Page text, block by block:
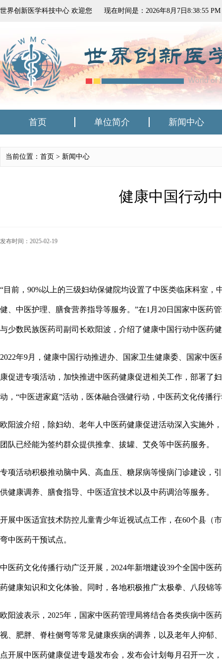
世界创新医学科技中心 欢迎您 现在时间是： 2026年8月 7 日 8:38:56 PM
首页 单位简介 新闻中心
当前位置：首页 > 新闻中心
健康中国行动
发布时间：2025-02-19
“目前，90%以上的三级妇幼保健院均设置了中医类临床科室
健、中医护理、膳食营养指导等服务。”在1月20日国家中医药
与少数民族医药司副司长欧阳波，介绍了健康中国行动中医药
2022年9月，健康中国行动推进办、国家卫生健康委、国家中
康促进专项活动，加快推进中医药健康促进相关工作，部署了
动，“中医进家庭”活动，医体融合强健行动，中医药文化传播
欧阳波介绍，除妇幼、老年人中医药健康促进活动深入实施外
团队已经能为签约群众提供推拿、拔罐、艾灸等中医药服务。
专项活动积极推动脑中风、高血压、糖尿病等慢病门诊建设，
供健康调养、膳食指导、中医适宜技术以及中药调治等服务。
开展中医适宜技术防控儿童青少年近视试点工作，在60个县（
弯中医药干预试点。
中医药文化传播行动广泛开展，2024年新增建设39个全国中医
药健康知识和文化体验。同时，各地积极推广太极拳、八段锦
欧阳波表示，2025年，国家中医药管理局将结合各类疾病中医
视、肥胖、脊柱侧弯等常见健康疾病的调养，以及老年人抑郁
点开展中医药健康促进专题发布会，发布会计划每月召开一次